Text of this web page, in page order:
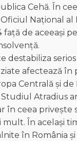
Cehă. În
Național
de aceeași
destabiliza
afectează
Centrală și de
Atradius
în ceea privește
În același
în România